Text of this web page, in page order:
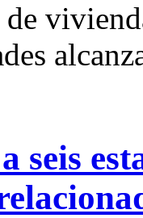
seis